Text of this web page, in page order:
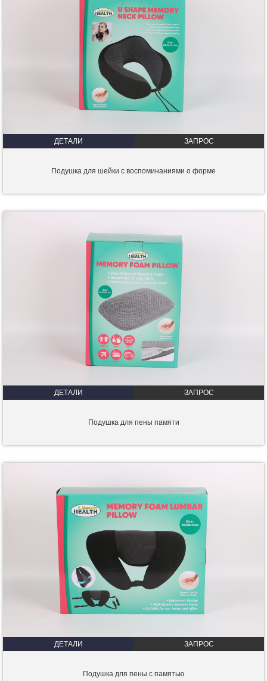
ДЕТАЛИ ЗАПРОС
Подушка для шейки с воспоминаниями о форме
ДЕТАЛИ ЗАПРОС
Подушка для пены памяти
ДЕТАЛИ ЗАПРОС
Подушка для пены с памятью